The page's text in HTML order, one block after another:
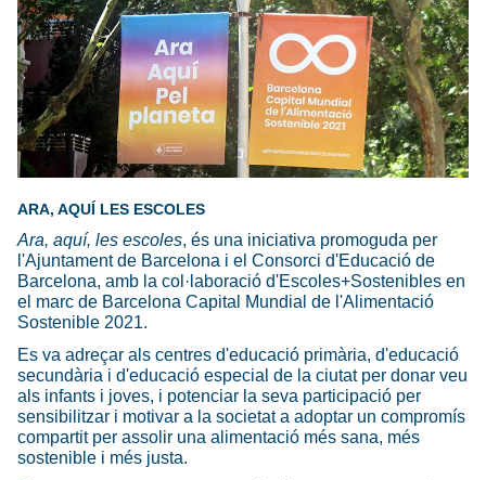
ARA, AQUÍ LES ESCOLES
Ara, aquí, les escoles, és una iniciativa promoguda per
l'Ajuntament de Barcelona i el Consorci d'Educació de
Barcelona, amb la col·laboració d'Escoles+Sostenibles en
el marc de Barcelona Capital Mundial de l'Alimentació
Sostenible 2021.
Es va adreçar als centres d'educació primària, d'educació
secundària i d'educació especial de la ciutat per donar veu
als infants i joves, i potenciar la seva participació per
sensibilitzar i motivar a la societat a adoptar un compromís
compartit per assolir una alimentació més sana, més
sostenible i més justa.